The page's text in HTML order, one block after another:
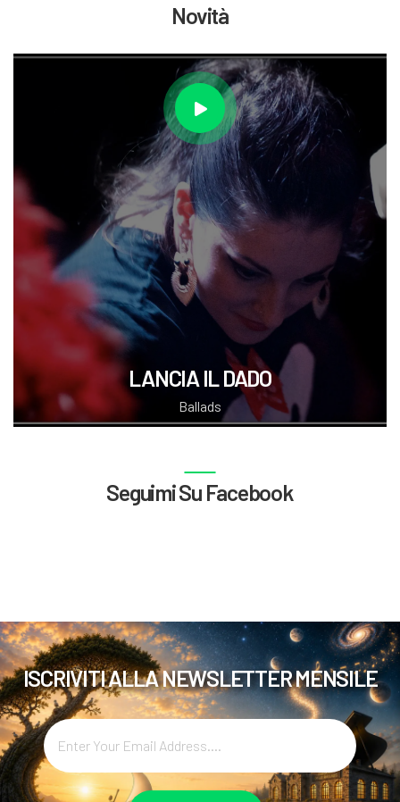
Novità
LANCIA IL DADO
Ballads
Seguimi Su Facebook
ISCRIVITI ALLA NEWSLETTER MENSILE